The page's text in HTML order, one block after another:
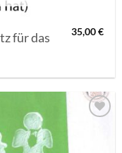
für das
35,00€
AUF MEINE
MERKLISTE